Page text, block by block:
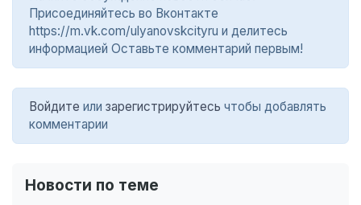
Присоединяйтесь во Вконтакте
https://m.vk.com/ulyanovskcityru и делитесь
информацией Оставьте комментарий первым!
Войдите или зарегистрируйтесь чтобы добавлять
комментарии
Новости по теме